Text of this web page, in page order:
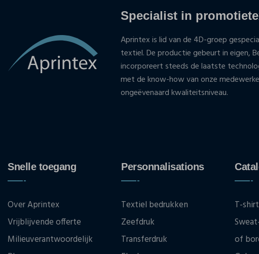
Specialist in
Aprintex is lid van de 4D-groep
textiel. De productie gebeurt in eigen,
incorporeert steeds de laatste
met de know-how van onze
ongeëvenaard kwaliteitsniveau.
Snelle toegang
Over Aprintex
Vrijblijvende offerte
Milieuverantwoordelijk
Personnalisations
Textiel bedrukken
Zeefdruk
Transferdruk
T-
of